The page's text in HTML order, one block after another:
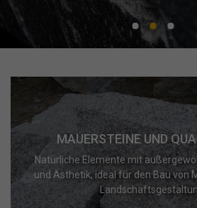
MAUERSTEINE UND
Natürliche Elemente mit
und Ästhetik, ideal für den Bau von